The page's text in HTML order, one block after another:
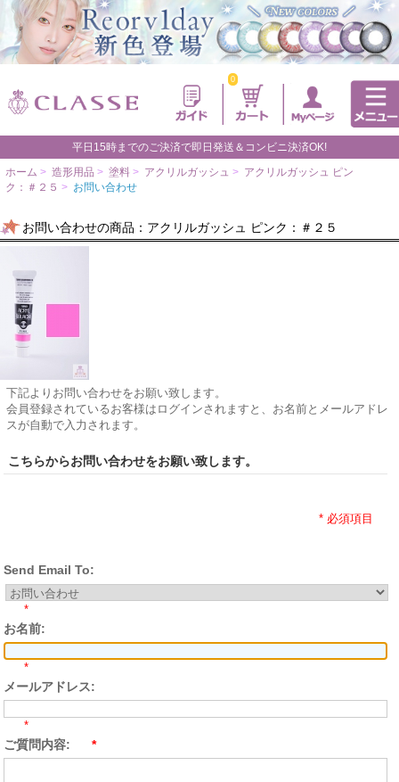
0
平日15時までのご決済で即日発送＆コンビニ決済OK!
ホーム > 造形用品 > 塗料 > アクリルガッシュ > アクリルガッシュ ピン
ク：＃２５ > お問い合わせ
お問い合わせの商品：アクリルガッシュ ピンク：＃２５
下記よりお問い合わせをお願い致します。
会員登録されているお客様はログインされますと、お名前とメールアドレ
スが自動で入力されます。
こちらからお問い合わせをお願い致します。
* 必須項目
Send Email To:
*
お名前:
*
メールアドレス:
*
ご質問内容: *